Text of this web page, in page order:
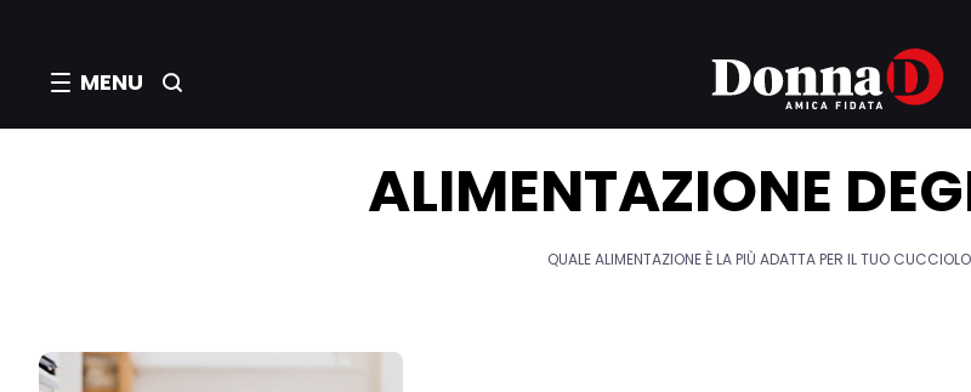
MENU
ALIMENTAZIONE
QUALE ALIMENTAZIONE È LA PIÙ ADATTA PER IL TUO